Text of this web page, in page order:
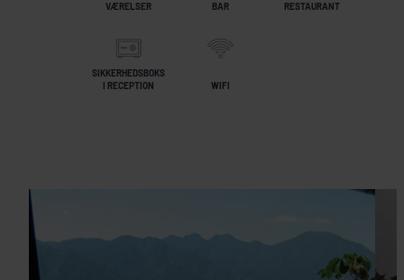
VÆRELSER BAR RESTAURANT
SIKKERHEDSBOKS
I RECEPTION
WIFI